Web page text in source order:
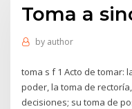
Toma a
by author
toma s f 1 Acto de tomar:
poder, la toma de
decisiones; su toma de